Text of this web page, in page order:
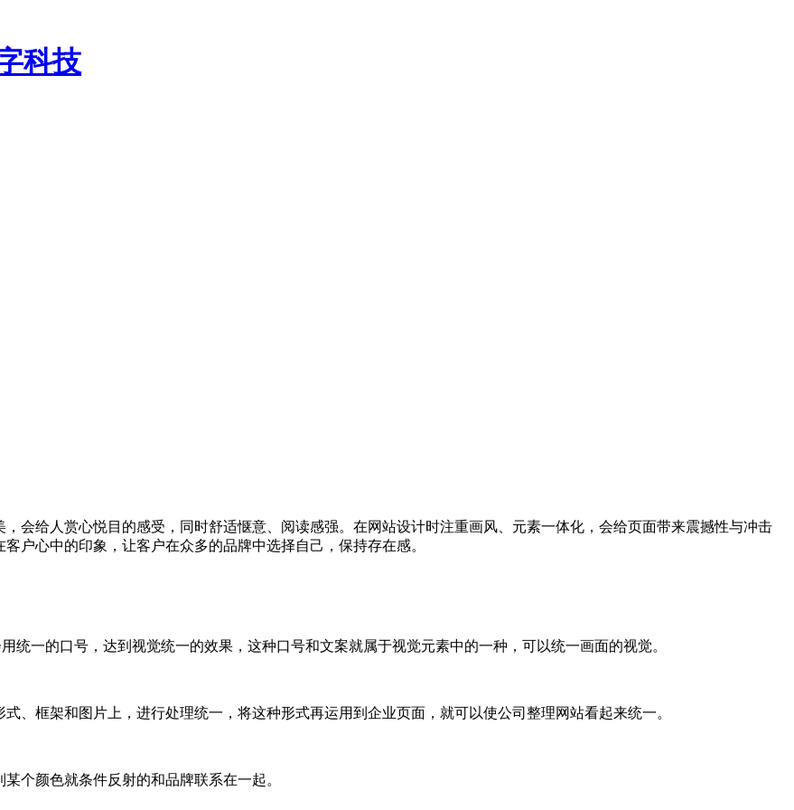
，会给人赏心悦目的感受，同时舒适惬意、阅读感强。在网站设计时注重画风、元素一体化，会给页面带来震撼性与冲击
户心中的印象，让客户在众多的品牌中选择自己，保持存在感。
统一的口号，达到视觉统一的效果，这种口号和文案就属于视觉元素中的一种，可以统一画面的视觉。
、框架和图片上，进行处理统一，将这种形式再运用到企业页面，就可以使公司整理网站看起来统一。
个颜色就条件反射的和品牌联系在一起。